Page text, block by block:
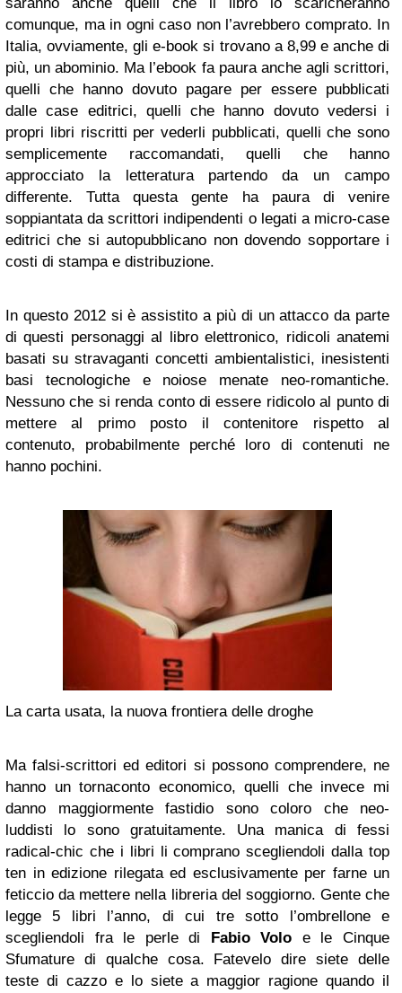
comunque, ma in ogni caso non l’avrebbero comprato. In
Italia, ovviamente, gli e-book si trovano a 8,99 e anche di
più, un abominio. Ma l’ebook fa paura anche agli scrittori,
quelli che hanno dovuto pagare per essere pubblicati
dalle case editrici, quelli che hanno dovuto vedersi i
propri libri riscritti per vederli pubblicati, quelli che sono
semplicemente raccomandati, quelli che hanno
approcciato la letteratura partendo da un campo
differente. Tutta questa gente ha paura di venire
soppiantata da scrittori indipendenti o legati a micro-case
editrici che si autopubblicano non dovendo sopportare i
costi di stampa e distribuzione.
In questo 2012 si è assistito a più di un attacco da parte
di questi personaggi al libro elettronico, ridicoli anatemi
basati su stravaganti concetti ambientalistici, inesistenti
basi tecnologiche e noiose menate neo-romantiche.
Nessuno che si renda conto di essere ridicolo al punto di
mettere al primo posto il contenitore rispetto al
contenuto, probabilmente perché loro di contenuti ne
hanno pochini.
La carta usata, la nuova frontiera delle droghe
Ma falsi-scrittori ed editori si possono comprendere, ne
hanno un tornaconto economico, quelli che invece mi
danno maggiormente fastidio sono coloro che neo-
luddisti lo sono gratuitamente. Una manica di fessi
radical-chic che i libri li comprano scegliendoli dalla top
ten in edizione rilegata ed esclusivamente per farne un
feticcio da mettere nella libreria del soggiorno. Gente che
legge 5 libri l’anno, di cui tre sotto l’ombrellone e
scegliendoli fra le perle di Fabio Volo e le Cinque
Sfumature di qualche cosa. Fatevelo dire siete delle
teste di cazzo e lo siete a maggior ragione quando il